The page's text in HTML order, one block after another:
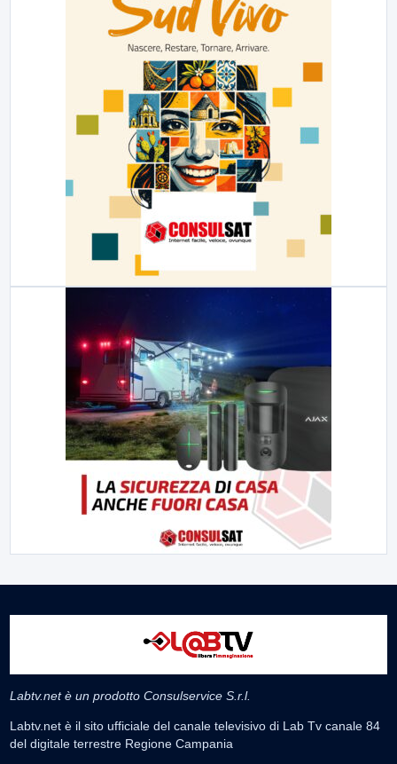
Labtv.net è un prodotto Consulservice S.r.l.
Labtv.net è il sito ufficiale del canale televisivo di Lab Tv canale 84
del digitale terrestre Regione Campania